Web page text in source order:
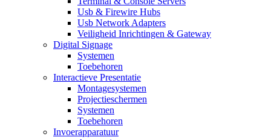
Usb & Firewire Hubs
Usb Network Adapters
Veiligheid Inrichtingen & Gateway
Digital Signage
Systemen
Toebehoren
Interactieve Presentatie
Montagesystemen
Projectieschermen
Systemen
Toebehoren
Invoerapparatuur